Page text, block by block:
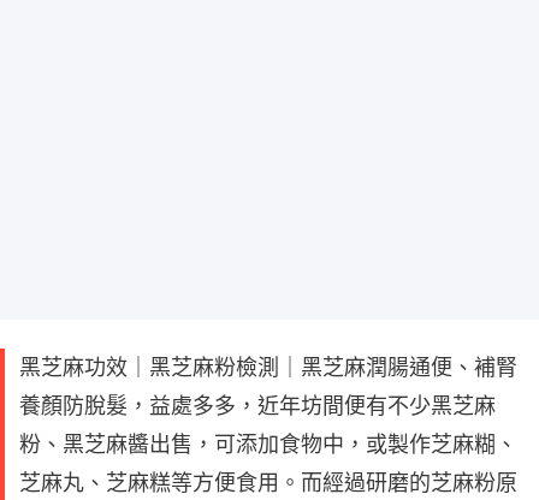
黑芝麻功效｜黑芝麻粉檢測｜黑芝麻潤腸通便、補腎
養顏防脫髮，益處多多，近年坊間便有不少黑芝麻
粉、黑芝麻醬出售，可添加食物中，或製作芝麻糊、
芝麻丸、芝麻糕等方便食用。而經過研磨的芝麻粉原